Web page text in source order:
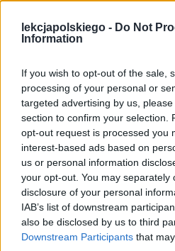
lekcjapolskiego - Do Not
Information
If you wish to opt-out of the sale,
processing of your personal or
targeted advertising by us,
section to confirm your selection.
opt-out request is processed you
interest-based ads based on
us or personal information
your opt-out. You may separately
disclosure of your personal
IAB’s list of downstream
also be disclosed by us to third
Downstream Participants that
nie wezwał nikogo na
byłaby to hańba.